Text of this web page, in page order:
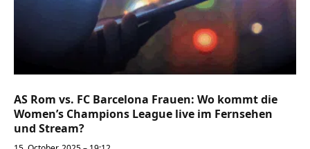
AS Rom vs. FC Barcelona Frauen: Wo kommt die
Women’s Champions League live im Fernsehen
und Stream?